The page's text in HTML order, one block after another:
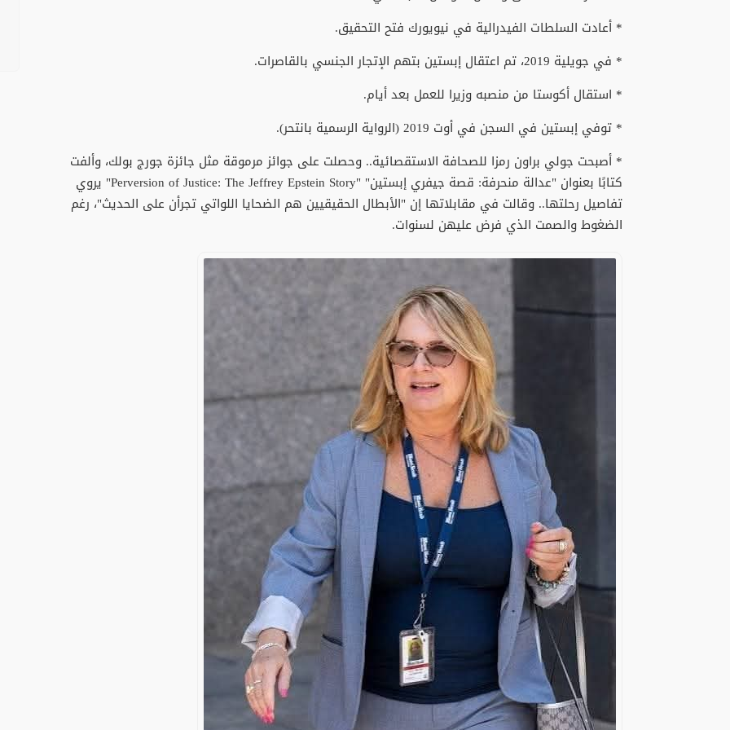
* أعادت السلطات الفيدرالية في نيويورك فتح التحقيق.
* في جويلية 2019، تم اعتقال إبستين بتهم الإتجار الجنسي بالقاصرات.
* استقال أكوستا من منصبه وزيرا للعمل بعد أيام.
* توفي إبستين في السجن في أوت 2019 (الرواية الرسمية بانتحر).
* أصبحت جولي براون رمزا للصحافة الاستقصائية.. وحصلت على جوائز مرموقة مثل جائزة جورج بولك، وألفت
كتابًا بعنوان "عدالة منحرفة: قصة جيفري إبستين" "Perversion of Justice: The Jeffrey Epstein Story" يروي
تفاصيل رحلتها.. وقالت في مقابلاتها إن "الأبطال الحقيقيين هم الضحايا اللواتي تجرأن على الحديث"، رغم
الضغوط والصمت الذي فرض عليهن لسنوات.